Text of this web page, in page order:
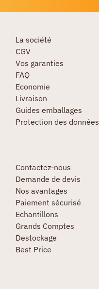
La société
CGV
Vos garanties
FAQ
Economie
Livraison
Guides emballages
Protection des données
Contactez-nous
Demande de devis
Nos avantages
Paiement sécurisé
Echantillons
Grands Comptes
Destockage
Best Price